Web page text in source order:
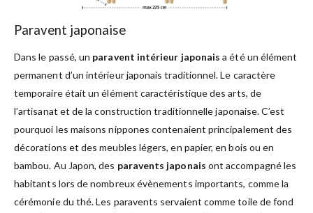
Paravent japonaise
Dans le passé, un paravent intérieur japonais a été un élément
permanent d’un intérieur japonais traditionnel. Le caractère
temporaire était un élément caractéristique des arts, de
l’artisanat et de la construction traditionnelle japonaise. C’est
pourquoi les maisons nippones contenaient principalement des
décorations et des meubles légers, en papier, en bois ou en
bambou. Au Japon, des paravents japonais ont accompagné les
habitants lors de nombreux évènements importants, comme la
cérémonie du thé. Les paravents servaient comme toile de fond